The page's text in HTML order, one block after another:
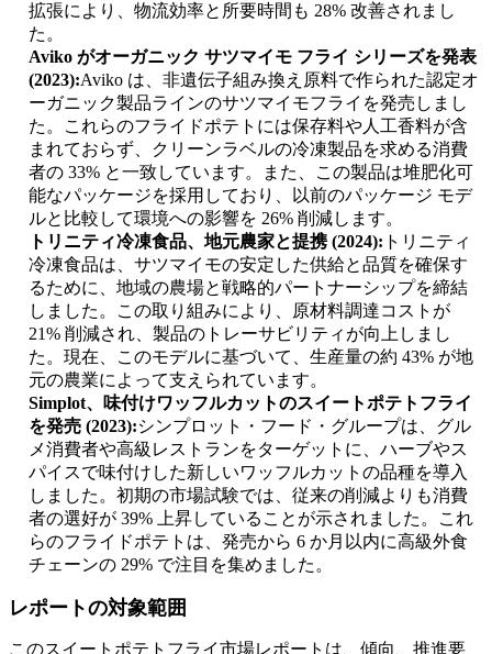
拡張により、物流効率と所要時間も 28% 改善されまし
た。
Aviko がオーガニック サツマイモ フライ シリーズを発表
(2023):Aviko は、非遺伝子組み換え原料で作られた認定オ
ーガニック製品ラインのサツマイモフライを発売しまし
た。これらのフライドポテトには保存料や人工香料が含
まれておらず、クリーンラベルの冷凍製品を求める消費
者の 33% と一致しています。また、この製品は堆肥化可
能なパッケージを採用しており、以前のパッケージ モデ
ルと比較して環境への影響を 26% 削減します。
トリニティ冷凍食品、地元農家と提携 (2024): トリニティ
冷凍食品は、サツマイモの安定した供給と品質を確保す
るために、地域の農場と戦略的パートナーシップを締結
しました。この取り組みにより、原材料調達コストが
21% 削減され、製品のトレーサビリティが向上しまし
た。現在、このモデルに基づいて、生産量の約 43% が地
元の農業によって支えられています。
Simplot、味付けワッフルカットのスイートポテトフライ
を発売 (2023):シンプロット・フード・グループは、グル
メ消費者や高級レストランをターゲットに、ハーブやス
パイスで味付けした新しいワッフルカットの品種を導入
しました。初期の市場試験では、従来の削減よりも消費
者の選好が 39% 上昇していることが示されました。これ
らのフライドポテトは、発売から 6 か月以内に高級外食
チェーンの 29% で注目を集めました。
レポートの対象範囲
このスイートポテトフライ市場レポートは、傾向、推進要